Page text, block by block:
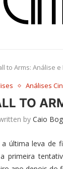
to Arms: Análise
Análises
TO
byCaio
última leva de